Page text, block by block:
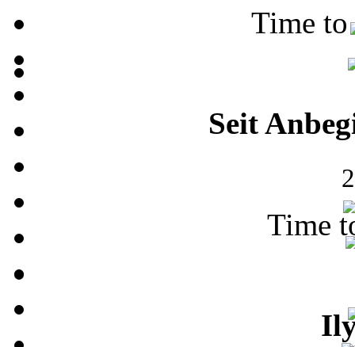
Time to
Seit
Time